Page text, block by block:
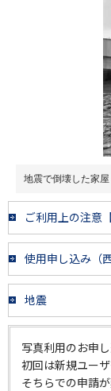
地震で倒壊した家
ご利用上の注意
使用申し込み（
地震
写真利用のお申
初回は新規ユーザ
そちらでの申請